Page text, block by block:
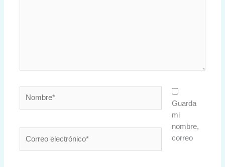
electrónico*
Guarda
mi
nombre,
correo